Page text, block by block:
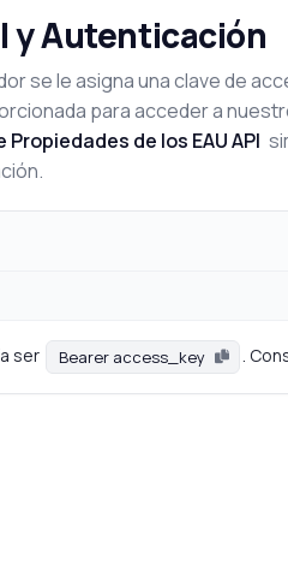
y Autenticación
se le asigna una clave de
para acceder a
de los EAU API
ser Bearer access_key .